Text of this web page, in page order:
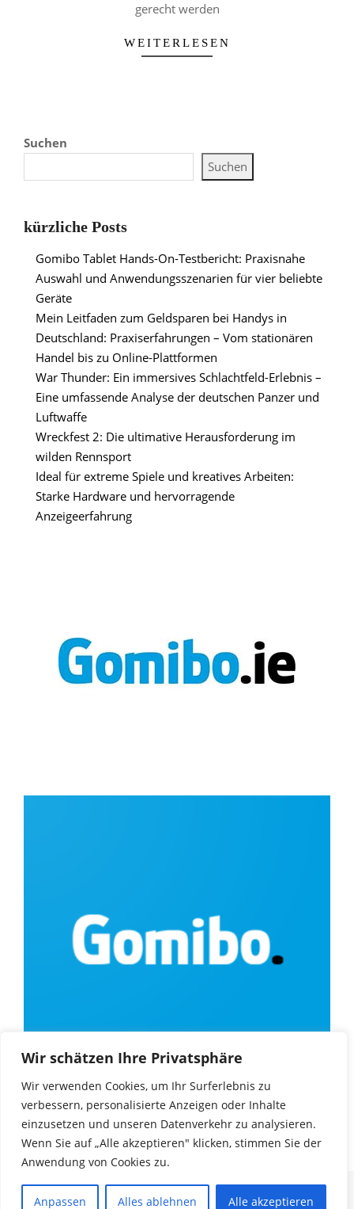
Wir schätzen Ihre Privatsphäre
Wir verwenden Cookies, um Ihr Surferlebnis zu
verbessern, personalisierte Anzeigen oder Inhalte
einzusetzen und unseren Datenverkehr zu analysieren.
Wenn Sie auf „Alle akzeptieren" klicken, stimmen Sie der
Anwendung von Cookies zu.
Anpassen Alles ablehnen Alle akzeptieren
gerecht werden
WEITERLESEN
Suchen
Suchen
kürzliche Posts
Gomibo Tablet Hands-On-Testbericht: Praxisnahe
Auswahl und Anwendungsszenarien für vier beliebte
Geräte
Mein Leitfaden zum Geldsparen bei Handys in
Deutschland: Praxiserfahrungen – Vom stationären
Handel bis zu Online-Plattformen
War Thunder: Ein immersives Schlachtfeld-Erlebnis –
Eine umfassende Analyse der deutschen Panzer und
Luftwaffe
Wreckfest 2: Die ultimative Herausforderung im
wilden Rennsport
Ideal für extreme Spiele und kreatives Arbeiten:
Starke Hardware und hervorragende
Anzeigeerfahrung
vorbehalten. Unos Magazine Black | Developed
By WpHoot. Powered by